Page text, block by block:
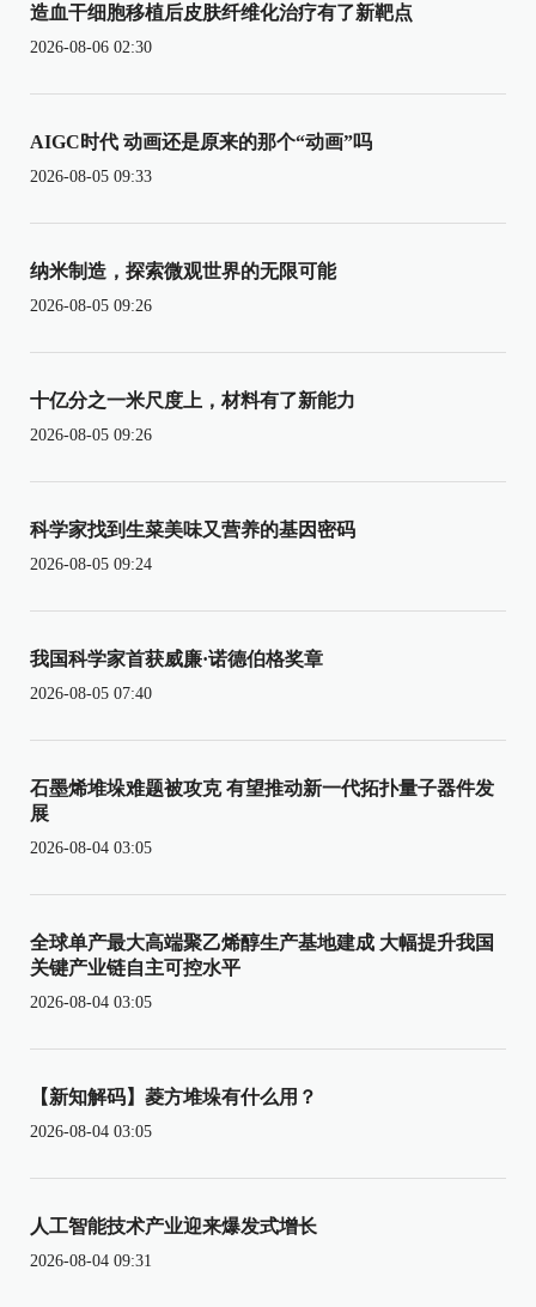
造血干细胞移植后皮肤纤维化治疗有了新靶点
2026-08-06 02:30
AIGC时代 动画还是原来的那个“动画”吗
2026-08-05 09:33
纳米制造，探索微观世界的无限可能
2026-08-05 09:26
十亿分之一米尺度上，材料有了新能力
2026-08-05 09:26
科学家找到生菜美味又营养的基因密码
2026-08-05 09:24
我国科学家首获威廉·诺德伯格奖章
2026-08-05 07:40
石墨烯堆垛难题被攻克 有望推动新一代拓扑量子器件发
展
2026-08-04 03:05
全球单产最大高端聚乙烯醇生产基地建成 大幅提升我国
关键产业链自主可控水平
2026-08-04 03:05
【新知解码】菱方堆垛有什么用？
2026-08-04 03:05
人工智能技术产业迎来爆发式增长
2026-08-04 09:31